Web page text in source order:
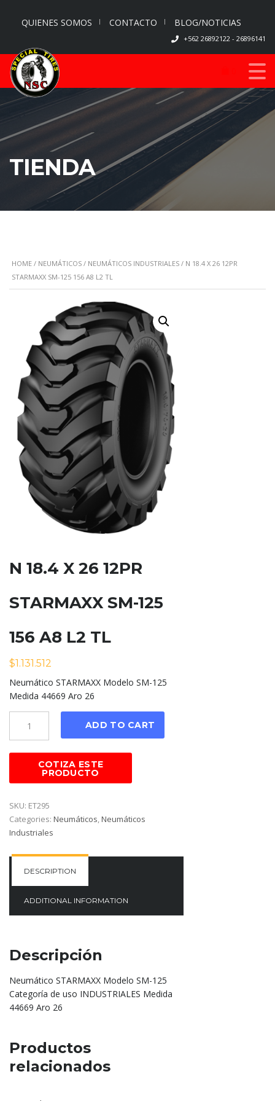
QUIENES SOMOS CONTACTO BLOG/NOTICIAS
+562 26892122 - 26896141
TIENDA
HOME / NEUMÁTICOS / NEUMÁTICOS INDUSTRIALES / N 18.4 X 26 12PR
STARMAXX SM-125 156 A8 L2 TL
N 18.4 X 26 12PR
STARMAXX SM-125
156 A8 L2 TL
$1.131.512
Neumático STARMAXX Modelo SM-125
Medida 44669 Aro 26
ADD TO CART
SKU: ET295
Categories: Neumáticos,Neumáticos
Industriales
DESCRIPTION
ADDITIONAL INFORMATION
Descripción
Neumático STARMAXX Modelo SM-125
Categoría de uso INDUSTRIALES Medida
44669 Aro 26
Productos
relacionados